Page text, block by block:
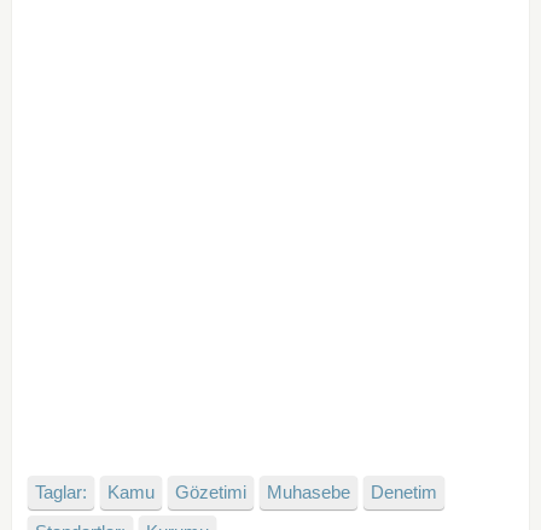
Taglar: Kamu Gözetimi Muhasebe
Denetim